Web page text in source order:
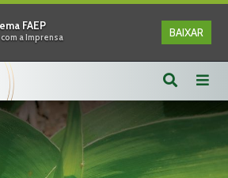
FAEP
a Imprensa BAIXAR